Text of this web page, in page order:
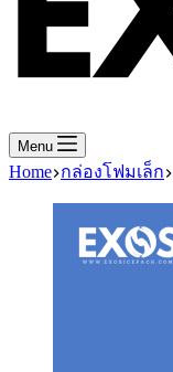
Menu
Home กล่องโฟมเล็ก